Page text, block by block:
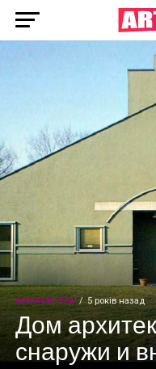
АРХІТЕКТУРА 5 років назад
Дом
снаружи и